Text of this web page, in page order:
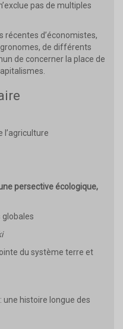
pas de multiples
récentes d’économistes,
de différents
de concerner la place de
l’agriculture
persective écologique,
globales
du système terre et
une histoire longue des